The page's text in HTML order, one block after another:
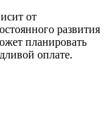
от
развития
планировать
оплате.